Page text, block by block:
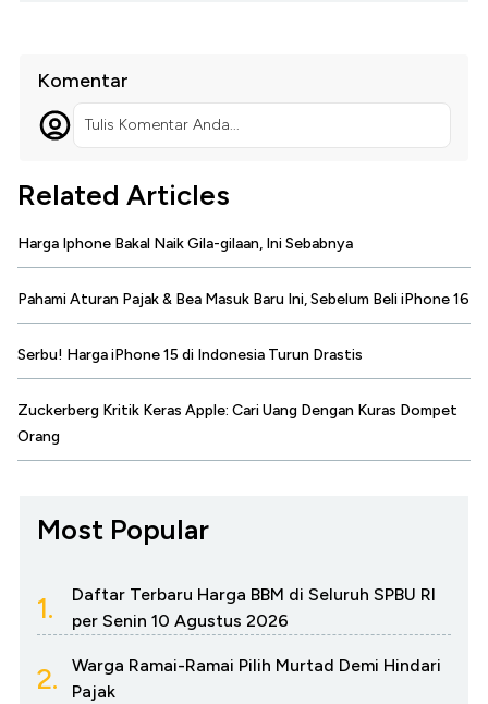
Komentar
Tulis Komentar Anda...
Related Articles
Harga Iphone Bakal Naik Gila-gilaan, Ini Sebabnya
Pahami Aturan Pajak & Bea Masuk Baru Ini, Sebelum Beli iPhone 16
Serbu! Harga iPhone 15 di Indonesia Turun Drastis
Zuckerberg Kritik Keras Apple: Cari Uang Dengan Kuras Dompet
Orang
Most Popular
1.
Daftar Terbaru Harga BBM di Seluruh SPBU RI
per Senin 10 Agustus 2026
2.
Warga Ramai-Ramai Pilih Murtad Demi Hindari
Pajak